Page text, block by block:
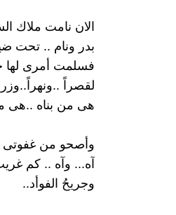
الان نامت ملاك
بدر ونام .. تحت
فسلمت أمرى لها
لقصراً
هى من بناه ..هى
وأصحو من غفوتى
آه... وآه .. كم
وجريحُ الفوأد..